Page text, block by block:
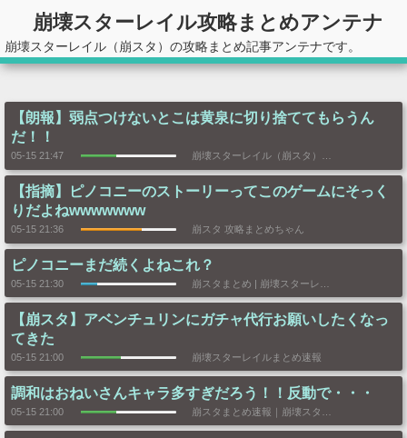
崩壊スターレイル攻略まとめアンテナ
崩壊スターレイル（崩スタ）の攻略まとめ記事アンテナです。
【朗報】弱点つけないとこは黄泉に切り捨ててもらうん
だ！！
05-15 21:47
【指摘】ピノコニーのストーリーってこのゲームにそっく
りだよねwwwwwww
05-15 21:36 崩スタ 攻略まとめちゃん
ピノコニーまだ続くよねこれ？
05-15 21:30
【崩スタ】アベンチュリンにガチャ代行お願いしたくなっ
てきた
05-15 21:00 崩壊スターレイルまとめ速報
調和はおねいさんキャラ多すぎだろう！！反動で・・・
05-15 21:00